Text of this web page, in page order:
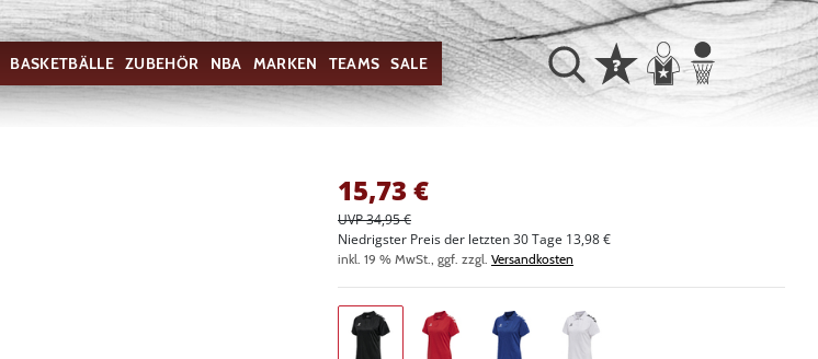
BASKETBÄLLE ZUBEHÖR NBA MARKEN TEAMS SALE
15,73 €
UVP 34,95 €
Niedrigster Preis der letzten 30 Tage 13,98 €
inkl. 19 % MwSt., ggf. zzgl. Versandkosten